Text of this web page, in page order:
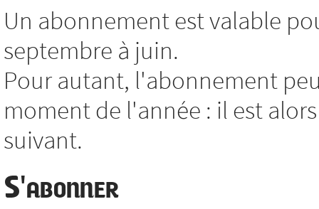
Un abonnement est valable
septembre à juin.
Pour autant, l'abonnement
moment de l'année : il est
suivant.
S'abonner